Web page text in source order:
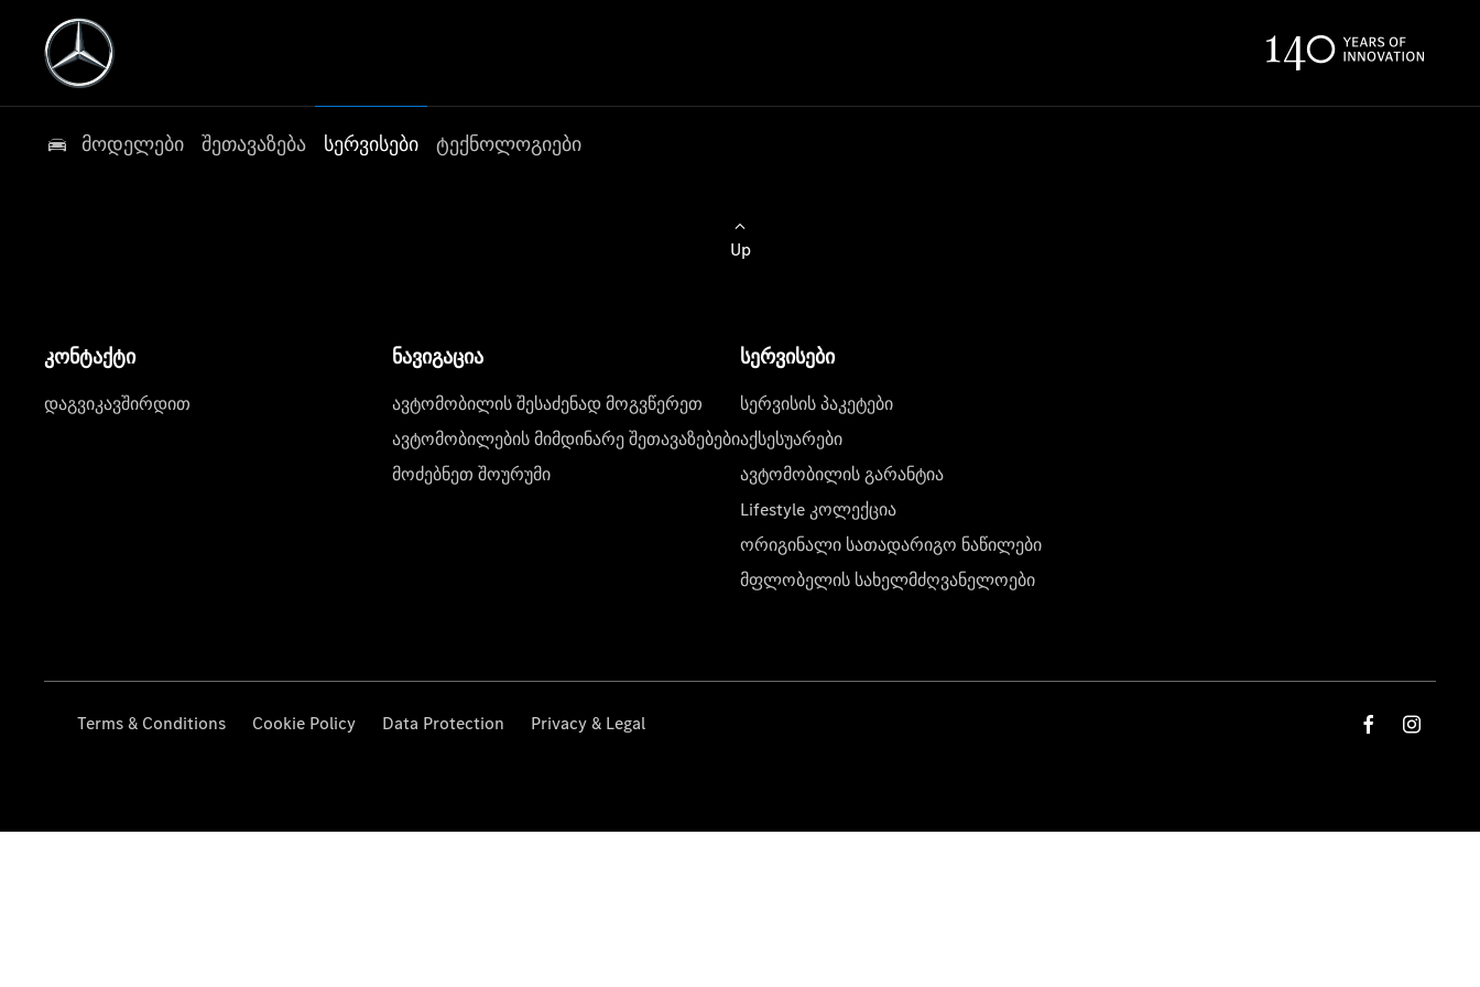
მოდელები შეთავაზება სერვისები ტექნოლოგიები
Up
კონტაქტი
დაგვიკავშირდით
ნავიგაცია
ავტომობილის შესაძენად მოგვწერეთ
ავტომობილების მიმდინარე შეთავაზებები
მოძებნეთ შოურუმი
სერვისები
სერვისის პაკეტები
აქსესუარები
ავტომობილის გარანტია
Lifestyle კოლექცია
ორიგინალი სათადარიგო ნაწილები
მფლობელის სახელმძღვანელოები
Terms & Conditions Cookie Policy Data Protection Privacy & Legal